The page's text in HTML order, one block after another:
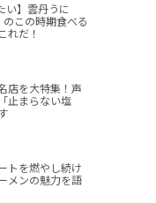
い】雲丹うに
のこの時期食べる
れだ！
店を大特集！声
止まらない塩
トを燃やし続け
メンの魅力を語